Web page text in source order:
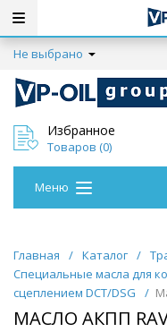
Не выбрано
Избранное
Товаров (0)
Меню
Главная / Каталог /
Специальные масла для
сцеплением DCT/DSG
/
МАСЛО АКПП